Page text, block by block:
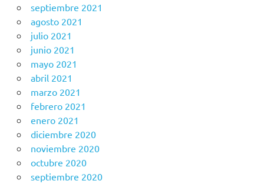
septiembre 2021
agosto 2021
julio 2021
junio 2021
mayo 2021
abril 2021
marzo 2021
febrero 2021
enero 2021
diciembre 2020
noviembre 2020
octubre 2020
septiembre 2020